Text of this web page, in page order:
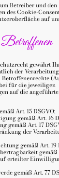
Betreiber und den
des Cookie-
auf
gewährt
der
Betroffenenrechte
für die jeweiligen
auf die
Art. 15 DSGVO;
gemäß Art. 16
gemäß Art. 17
der
gemäß Art. 19
gemäß
erteilter
gemäß Art. 77